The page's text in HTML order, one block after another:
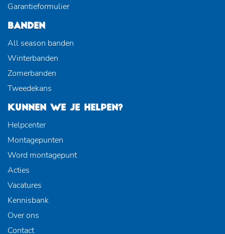
Garantieformulier
BANDEN
All season banden
Winterbanden
Zomerbanden
Tweedekans
KUNNEN WE JE HELPEN?
Helpcenter
Montagepunten
Word montagepunt
Acties
Vacatures
Kennisbank
Over ons
Contact